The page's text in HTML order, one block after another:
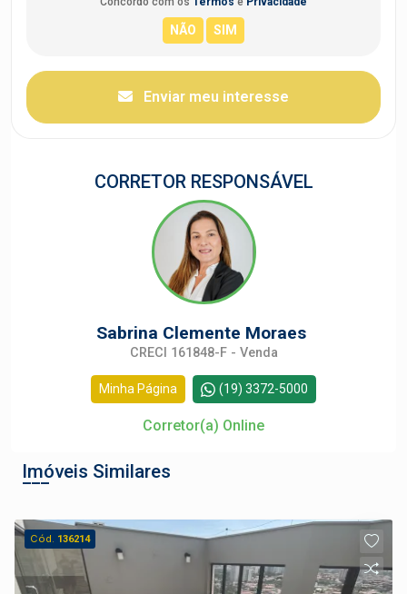
Enviar meu interesse
CORRETOR RESPONSÁVEL
Sabrina Clemente Moraes
CRECI 161848-F - Venda
Minha Página (19) 3372-5000
Corretor(a) Online
Imóveis Similares
Cód. 136214